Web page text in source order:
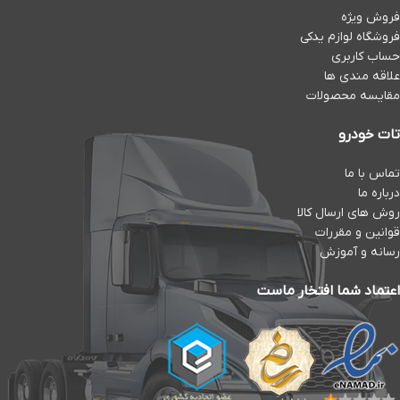
فروش ویژه
فروشگاه لوازم یدکی
حساب کاربری
علاقه مندی ها
مقایسه محصولات
تات خودرو
تماس با ما
درباره ما
روش های ارسال کالا
قوانین و مقررات
رسانه و آموزش
اعتماد شما افتخار ماست